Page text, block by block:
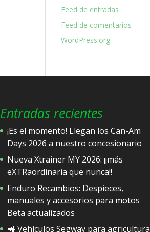
Feed de entradas
Feed de comentarios
WordPress.org
Entradas recientes
¡Es el momento! Llegan los Can-Am
Days 2026 a nuestro concesionario
Nueva Xtrainer MY 2026: ¡¡más
eXTRaordinaria que nunca!!
Enduro Recambios: Despieces,
manuales y accesorios para motos
Beta actualizados
🚜 Vehículos Segway para agricultura